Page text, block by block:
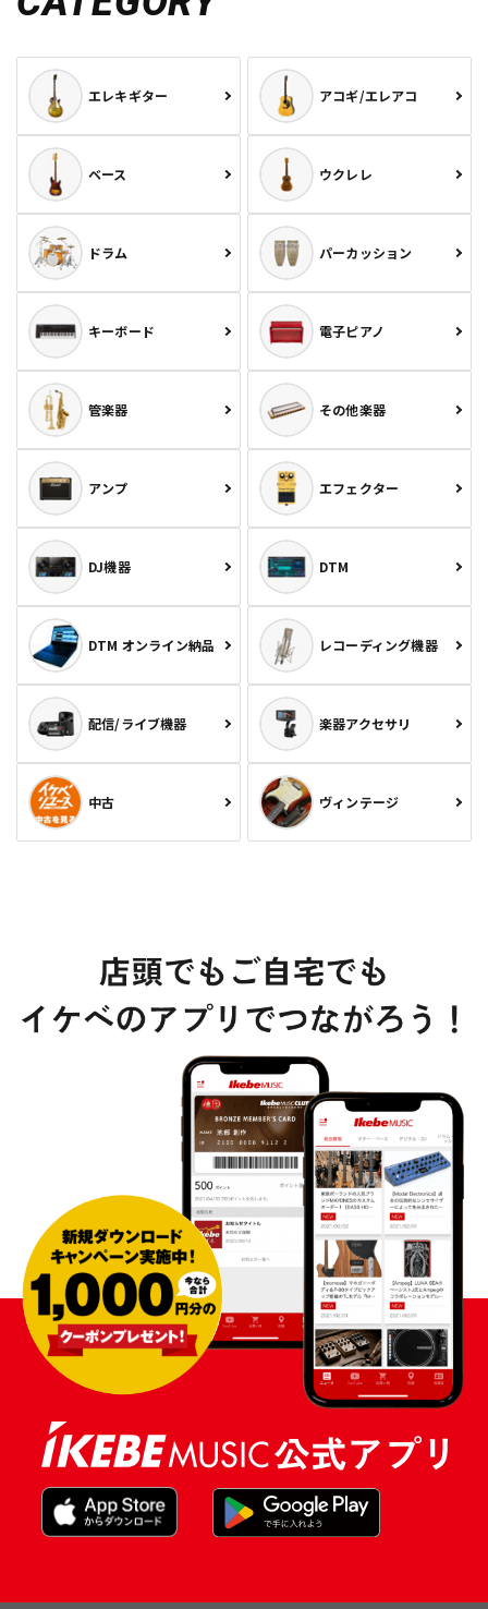
エレキギター アコギ/エレアコ
ベース ウクレレ
ドラム パーカッション
キーボード 電子ピアノ
管楽器 その他楽器
アンプ エフェクター
DJ機器 DTM
DTM オンライン納品 レコーディング機器
配信/ライブ機器 楽器アクセサリ
中古 ヴィンテージ